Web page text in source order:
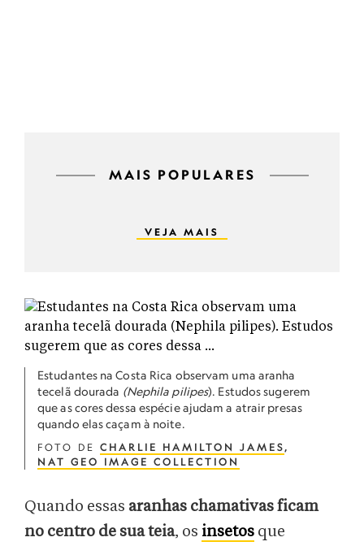
MAIS POPULARES
VEJA MAIS
Estudantes na Costa Rica observam uma aranha
tecelã dourada (Nephila pilipes). Estudos sugerem
que as cores dessa espécie ajudam a atrair presas
quando elas caçam à noite.
FOTO DE CHARLIE HAMILTON JAMES,
NAT GEO IMAGE COLLECTION
Quando essas aranhas chamativas ficam
no centro de sua teia, os insetos que